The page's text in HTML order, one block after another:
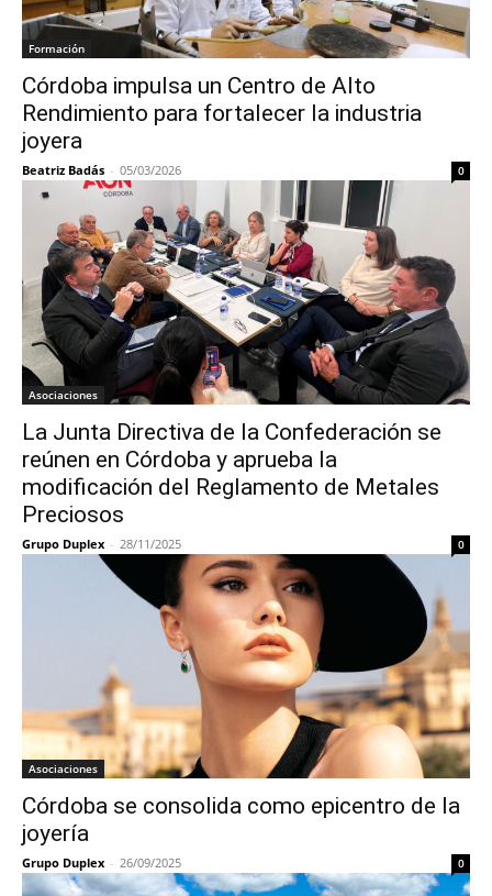
Formación
Córdoba impulsa un Centro de Alto
Rendimiento para fortalecer la industria
joyera
Beatriz Badás - 05/03/2026 0
Asociaciones
La Junta Directiva de la Confederación se
reúnen en Córdoba y aprueba la
modificación del Reglamento de Metales
Preciosos
Grupo Duplex - 28/11/2025 0
Asociaciones
Córdoba se consolida como epicentro de la
joyería
Grupo Duplex - 26/09/2025 0